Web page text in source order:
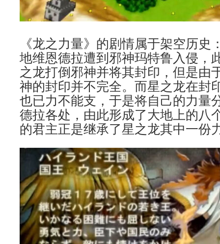
《龙之力量》的剧情属于架空历史
地维恩德拉遭到邪神玛特鲁入侵，
之龙打倒邪神并将其封印，但是由
神的封印并不完全。而星之龙在封
也已力不能支，于是将自己的力量
德拉各处，由此形成了大地上的八
的君主正是继承了星之龙其中一份